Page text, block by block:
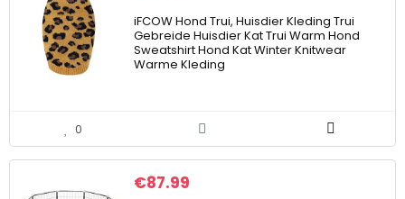
iFCOW Hond Trui, Huisdier Kleding Trui
Gebreide Huisdier Kat Trui Warm Hond
Sweatshirt Hond Kat Winter Knitwear
Warme Kleding
0
€87.99